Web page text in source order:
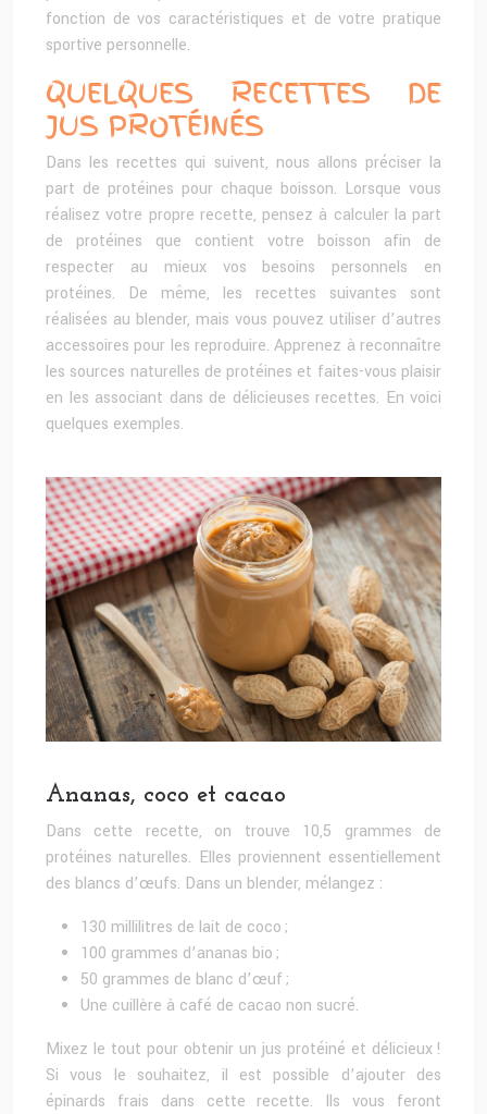
fonction de vos caractéristiques et de votre pratique
sportive personnelle.
QUELQUES RECETTES DE
JUS PROTÉINÉS
Dans les recettes qui suivent, nous allons préciser la
part de protéines pour chaque boisson. Lorsque vous
réalisez votre propre recette, pensez à calculer la part
de protéines que contient votre boisson afin de
respecter au mieux vos besoins personnels en
protéines. De même, les recettes suivantes sont
réalisées au blender, mais vous pouvez utiliser d’autres
accessoires pour les reproduire. Apprenez à reconnaître
les sources naturelles de protéines et faites-vous plaisir
en les associant dans de délicieuses recettes. En voici
quelques exemples.
Ananas, coco et cacao
Dans cette recette, on trouve 10,5 grammes de
protéines naturelles. Elles proviennent essentiellement
des blancs d’œufs. Dans un blender, mélangez :
130 millilitres de lait de coco ;
100 grammes d’ananas bio ;
50 grammes de blanc d’œuf ;
Une cuillère à café de cacao non sucré.
Mixez le tout pour obtenir un jus protéiné et délicieux !
Si vous le souhaitez, il est possible d’ajouter des
épinards frais dans cette recette. Ils vous feront